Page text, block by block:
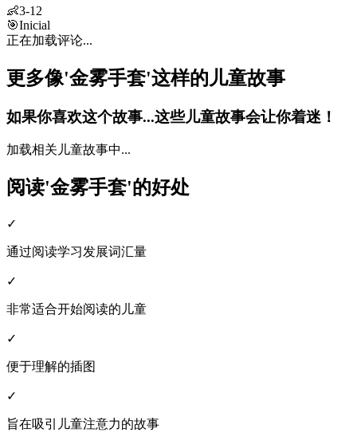
👶3-12
🎯Inicial
正在加载评论...
更多像'金雾手套'这样的儿童故事
如果你喜欢这个故事...这些儿童故事会让你着迷！
加载相关儿童故事中...
阅读'金雾手套'的好处
✓
通过阅读学习发展词汇量
✓
非常适合开始阅读的儿童
✓
便于理解的插图
✓
旨在吸引儿童注意力的故事